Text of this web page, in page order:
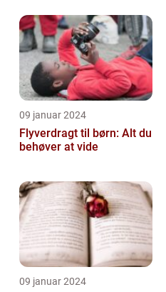
09 januar 2024
Flyverdragt til børn: Alt du
behøver at vide
09 januar 2024